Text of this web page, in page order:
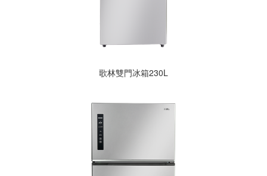
歌林雙門冰箱230L